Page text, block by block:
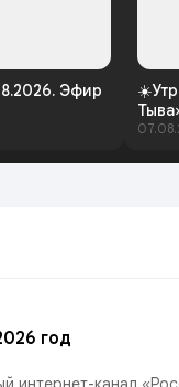
Эфир
год